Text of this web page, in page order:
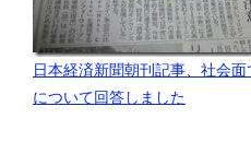
日本経済新聞朝刊記事、社会
について回答しました